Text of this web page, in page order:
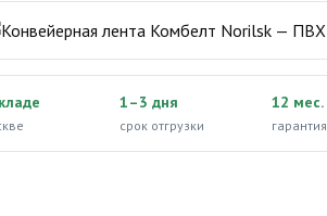
1–3 дня
срок отгрузки
12 мес.
гарантия